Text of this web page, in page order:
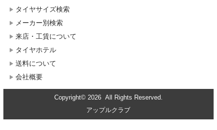
タイヤサイズ検索
メーカー別検索
来店・工賃について
タイヤホテル
送料について
会社概要
Copyright© 2026 All Rights Reserved.
アップルクラブ